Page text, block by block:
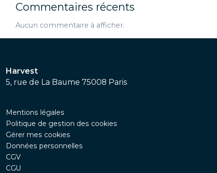
Commentaires récents
Aucun commentaire à afficher.
Harvest
5, rue de La Baume 75008 Paris
Mentions légales
Politique de gestion des cookies
Gérer mes cookies
Données personnelles
CGV
CGU